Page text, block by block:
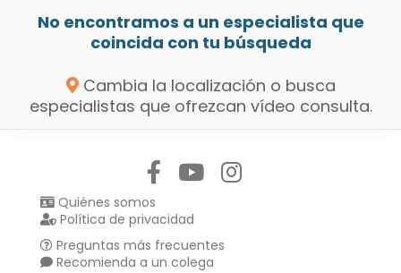
No encontramos a un especialista que
coincida con tu búsqueda
Cambia la localización o busca
especialistas que ofrezcan vídeo consulta.
Quiénes somos
Política de privacidad
Preguntas más frecuentes
Recomienda a un colega